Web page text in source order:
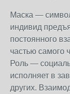
Маска —
индивид
постоянного
частью самого
Роль —
исполняет в
других.